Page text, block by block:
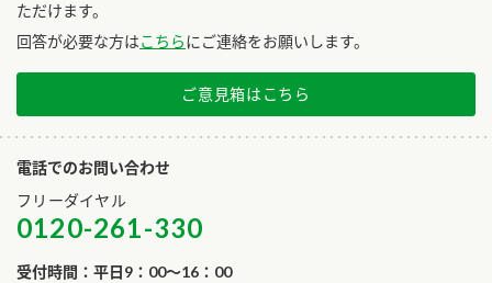
ただけます。
回答が必要な方はこちらにご連絡をお願いします。
ご意見箱はこちら
電話でのお問い合わせ
フリーダイヤル
0120-261-330
受付時間：平日9：00～16：00